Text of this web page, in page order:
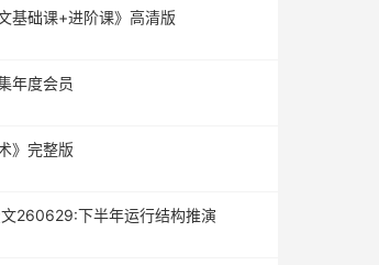
基础课+进阶课》高清版
年度会员
》完整版
260629:下半年运行结构推演